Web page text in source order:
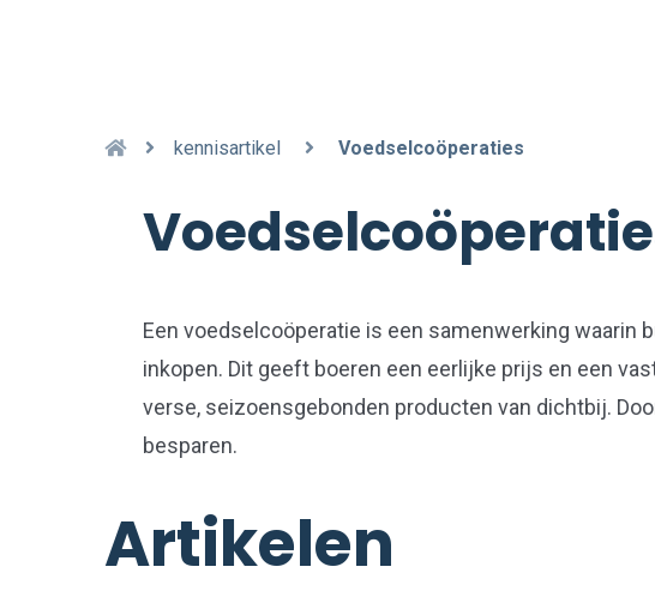
kennisartikel Voedselcoöperaties
Een voedselcoöperatie is een samenwerking waarin
inkopen. Dit geeft boeren een eerlijke prijs en een
verse, seizoensgebonden producten van dichtbij.
besparen.
Artikelen